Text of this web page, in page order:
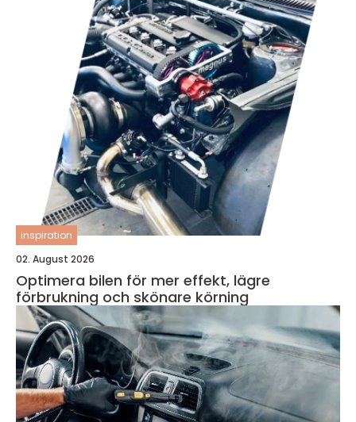
inspiration
02. August 2026
Optimera bilen för mer effekt, lägre
förbrukning och skönare körning